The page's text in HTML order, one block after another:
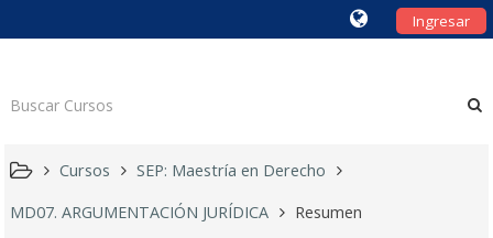
Ingresar
Cursos
SEP: Maestría en Derecho
MD07. ARGUMENTACIÓN JURÍDICA
Resumen